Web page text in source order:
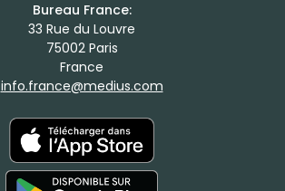
Bureau France:
33 Rue du Louvre
75002 Paris
France
info.france@medius.com